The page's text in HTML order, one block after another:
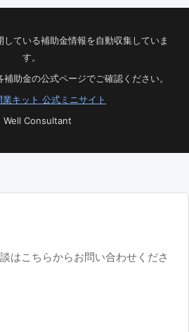
ている補助金情報を自動収集していま
す。
助金の公式ページでご確認ください。
キット 公式ミニサイト
Consultant
はこちらからお問い合わせくださ